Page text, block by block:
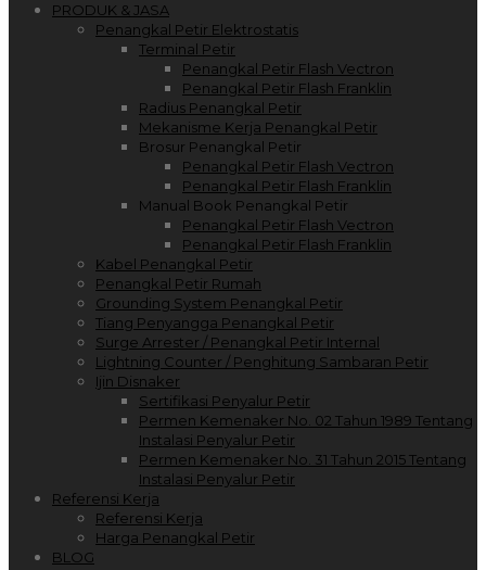
PRODUK & JASA
Penangkal Petir Elektrostatis
Terminal Petir
Penangkal Petir Flash Vectron
Penangkal Petir Flash Franklin
Radius Penangkal Petir
Mekanisme Kerja Penangkal Petir
Brosur Penangkal Petir
Penangkal Petir Flash Vectron
Penangkal Petir Flash Franklin
Manual Book Penangkal Petir
Penangkal Petir Flash Vectron
Penangkal Petir Flash Franklin
Kabel Penangkal Petir
Penangkal Petir Rumah
Grounding System Penangkal Petir
Tiang Penyangga Penangkal Petir
Surge Arrester / Penangkal Petir Internal
Lightning Counter / Penghitung Sambaran Petir
Ijin Disnaker
Sertifikasi Penyalur Petir
Permen Kemenaker No. 02 Tahun 1989 Tentang
Instalasi Penyalur Petir
Permen Kemenaker No. 31 Tahun 2015 Tentang
Instalasi Penyalur Petir
Referensi Kerja
Referensi Kerja
Harga Penangkal Petir
BLOG